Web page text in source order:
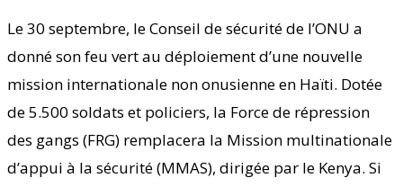
Le 30 septembre, le Conseil de sécurité de l’ONU a
donné son feu vert au déploiement d’une nouvelle
mission internationale non onusienne en Haïti. Dotée
de 5.500 soldats et policiers, la Force de répression
des gangs (FRG) remplacera la Mission multinationale
d’appui à la sécurité (MMAS), dirigée par le Kenya. Si